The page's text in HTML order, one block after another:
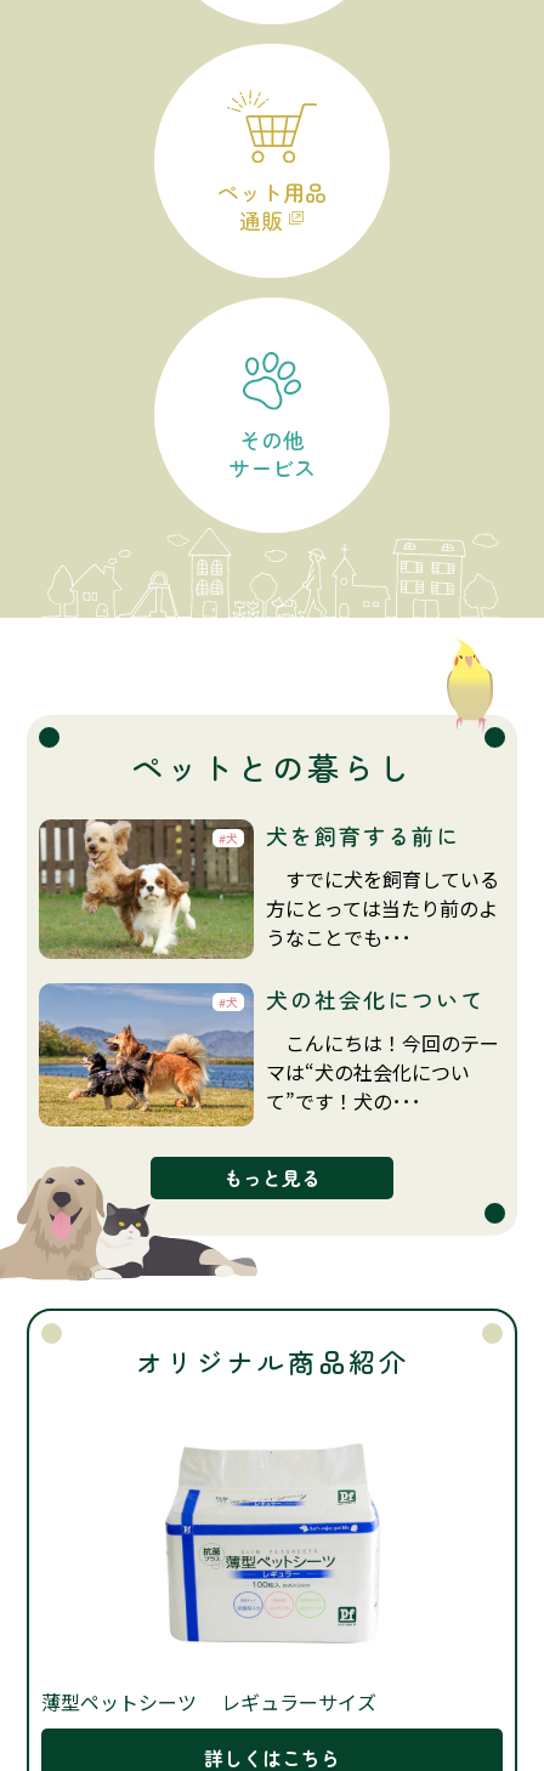
ペット用品
通販
その他
サービス
ペットとの暮らし
犬 犬を飼育する前に
すでに犬を飼育している
方にとっては当たり前のよ
うなことでも･･･
犬 犬の社会化について
こんにちは！今回のテー
マは“犬の社会化につい
て”です！犬の･･･
もっと見る
オリジナル商品紹介
薄型ペットシーツ レギュラーサイズ
詳しくはこちら